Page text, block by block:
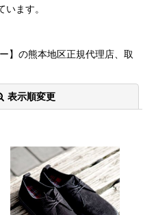
ます。
】の熊本地区正規代理店、取
表示順変更